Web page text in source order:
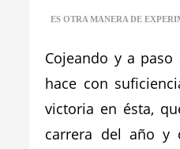
ES OTRA MANERA DE
Cojeando y a
hace con
victoria en ésta,
carrera del año y